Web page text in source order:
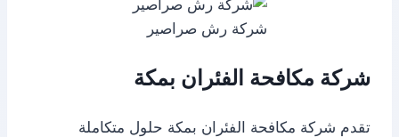
شركة رش صراصير
شركة مكافحة الفئران بمكة
تقدم شركة مكافحة الفئران بمكة حلول متكاملة